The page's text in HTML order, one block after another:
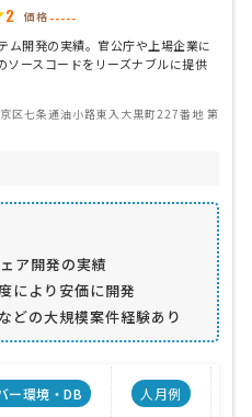
2 価格 -----
ム開発の実績。官公庁や上場企業に
ソースコードをリーズナブルに提供
区七条通油小路東入大黒町227番地 第
ア開発の実績
により安価に開発
どの大規模案件経験あり
ー環境・DB
人月例